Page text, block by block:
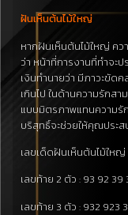
ฝันเห็นต้นไม้ใหญ่
หากฝันเห็นต้นไม้ใหญ่ คว
ว่า หน้าที่การงานที่ทำจะ
เงินทำนายว่า มีภาวะขัด
เกินไป ในด้านความรักส
แบบมิตรภาพแทนความ
บริสุทธิ์จะช่วยให้คุณประส
เลขเด็ดฝันเห็นต้นไม้ใหญ่
เลขท้าย 2 ตัว : 93 92 39
เลขท้าย 3 ตัว : 932 923